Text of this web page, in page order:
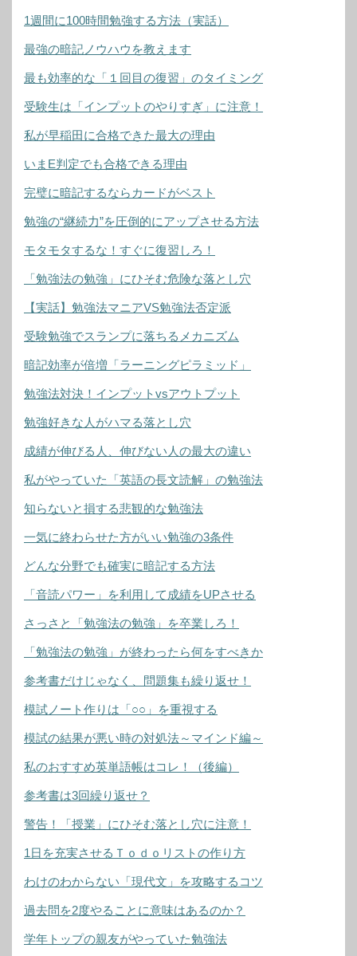
1週間に100時間勉強する方法（実話）
最強の暗記ノウハウを教えます
最も効率的な「１回目の復習」のタイミング
受験生は「インプットのやりすぎ」に注意！
私が早稲田に合格できた最大の理由
いまE判定でも合格できる理由
完璧に暗記するならカードがベスト
勉強の“継続力”を圧倒的にアップさせる方法
モタモタするな！すぐに復習しろ！
「勉強法の勉強」にひそむ危険な落とし穴
【実話】勉強法マニアVS勉強法否定派
受験勉強でスランプに落ちるメカニズム
暗記効率が倍増「ラーニングピラミッド」
勉強法対決！インプットvsアウトプット
勉強好きな人がハマる落とし穴
成績が伸びる人、伸びない人の最大の違い
私がやっていた「英語の長文読解」の勉強法
知らないと損する悲観的な勉強法
一気に終わらせた方がいい勉強の3条件
どんな分野でも確実に暗記する方法
「音読パワー」を利用して成績をUPさせる
さっさと「勉強法の勉強」を卒業しろ！
「勉強法の勉強」が終わったら何をすべきか
参考書だけじゃなく、問題集も繰り返せ！
模試ノート作りは「○○」を重視する
模試の結果が悪い時の対処法～マインド編～
私のおすすめ英単語帳はコレ！（後編）
参考書は3回繰り返せ？
警告！「授業」にひそむ落とし穴に注意！
1日を充実させるＴｏｄｏリストの作り方
わけのわからない「現代文」を攻略するコツ
過去問を2度やることに意味はあるのか？
学年トップの親友がやっていた勉強法